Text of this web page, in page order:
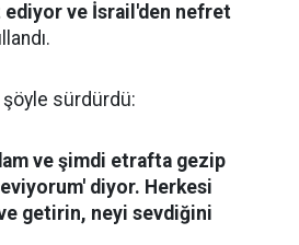
ve İsrail'den nefret
şöyle sürdürdü:
ve şimdi etrafta gezip
diyor. Herkesi
getirin, neyi sevdiğini